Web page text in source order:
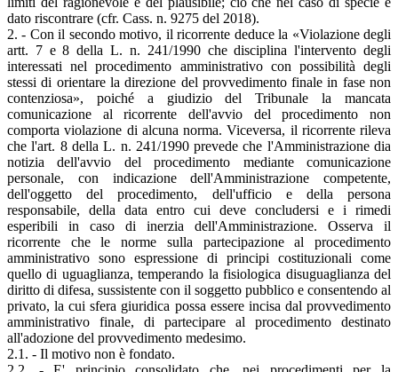
dato riscontrare (cfr. Cass. n. 9275 del 2018).
2. - Con il secondo motivo, il ricorrente deduce la «Violazione degli
artt. 7 e 8 della L. n. 241/1990 che disciplina l'intervento degli
interessati nel procedimento amministrativo con possibilità degli
stessi di orientare la direzione del provvedimento finale in fase non
contenziosa», poiché a giudizio del Tribunale la mancata
comunicazione al ricorrente dell'avvio del procedimento non
comporta violazione di alcuna norma. Viceversa, il ricorrente rileva
che l'art. 8 della L. n. 241/1990 prevede che l'Amministrazione dia
notizia dell'avvio del procedimento mediante comunicazione
personale, con indicazione dell'Amministrazione competente,
dell'oggetto del procedimento, dell'ufficio e della persona
responsabile, della data entro cui deve concludersi e i rimedi
esperibili in caso di inerzia dell'Amministrazione. Osserva il
ricorrente che le norme sulla partecipazione al procedimento
amministrativo sono espressione di principi costituzionali come
quello di uguaglianza, temperando la fisiologica disuguaglianza del
diritto di difesa, sussistente con il soggetto pubblico e consentendo al
privato, la cui sfera giuridica possa essere incisa dal provvedimento
amministrativo finale, di partecipare al procedimento destinato
all'adozione del provvedimento medesimo.
2.1. - Il motivo non è fondato.